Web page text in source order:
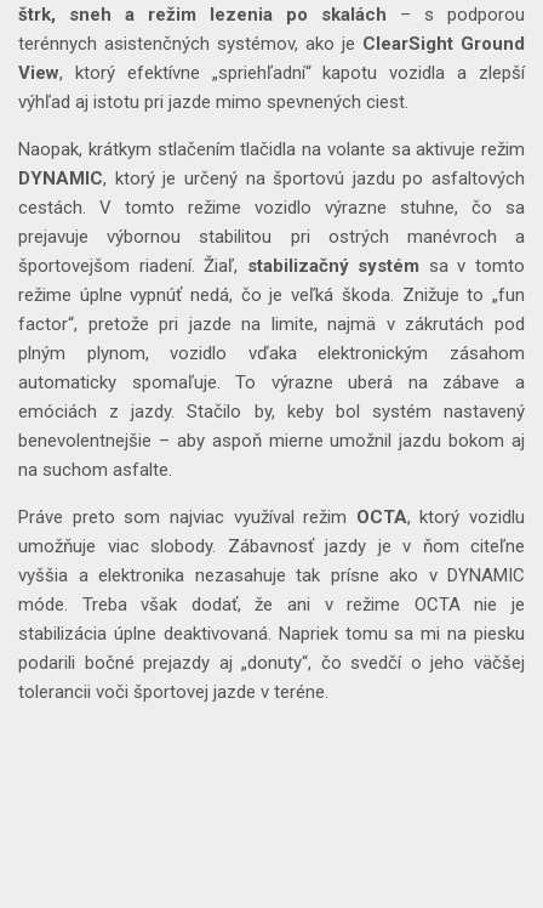
štrk, sneh a režim lezenia po skalách – s podporou
terénnych asistenčných systémov, ako je ClearSight Ground
View, ktorý efektívne „spriehľadní“ kapotu vozidla a zlepší
výhľad aj istotu pri jazde mimo spevnených ciest.
Naopak, krátkym stlačením tlačidla na volante sa aktivuje režim
DYNAMIC, ktorý je určený na športovú jazdu po asfaltových
cestách. V tomto režime vozidlo výrazne stuhne, čo sa
prejavuje výbornou stabilitou pri ostrých manévroch a
športovejšom riadení. Žiaľ, stabilizačný systém sa v tomto
režime úplne vypnúť nedá, čo je veľká škoda. Znižuje to „fun
factor“, pretože pri jazde na limite, najmä v zákrutách pod
plným plynom, vozidlo vďaka elektronickým zásahom
automaticky spomaľuje. To výrazne uberá na zábave a
emóciách z jazdy. Stačilo by, keby bol systém nastavený
benevolentnejšie – aby aspoň mierne umožnil jazdu bokom aj
na suchom asfalte.
Práve preto som najviac využíval režim OCTA, ktorý vozidlu
umožňuje viac slobody. Zábavnosť jazdy je v ňom citeľne
vyššia a elektronika nezasahuje tak prísne ako v DYNAMIC
móde. Treba však dodať, že ani v režime OCTA nie je
stabilizácia úplne deaktivovaná. Napriek tomu sa mi na piesku
podarili bočné prejazdy aj „donuty“, čo svedčí o jeho väčšej
tolerancii voči športovej jazde v teréne.